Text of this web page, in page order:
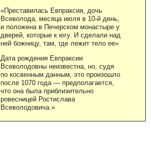
«Преставилась Евпраксия, дочь
Всеволода, месяца июля в 10-й день,
и положена в Печерском монастыре у
дверей, которые к югу. И сделали над
ней божницу, там, где лежит тело ее»
Дата рождения Евпраксии
Всеволодовны неизвестна, но, судя
по косвенным данным, это произошло
после 1070 года — предполагается,
что она была приблизительно
ровесницей Ростислава
Всеволодовича.»